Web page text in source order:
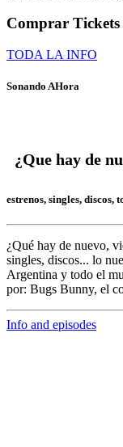
Comprar Tickets
TODA LA INFO
Sonando AHora
¿Que hay de
estrenos, singles, discos,
¿Qué hay de nuevo,
singles, discos... lo
Argentina y todo el
por: Bugs Bunny, el
Info and episodes